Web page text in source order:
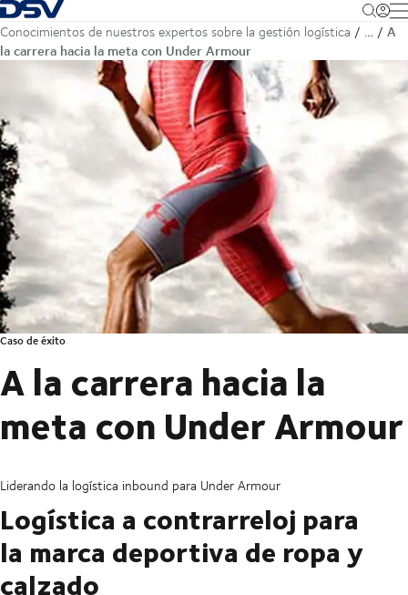
Volver a la página de inicio
Conocimientos de nuestros expertos sobre la gestión logística …
A
la carrera hacia la meta con Under Armour
Caso de éxito
A la carrera hacia la
meta con Under Armour
Liderando la logística inbound para Under Armour
Logística a contrarreloj para
la marca deportiva de ropa y
calzado